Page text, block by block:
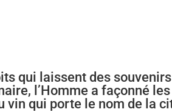
qui laissent des
l’Homme a façonné
vin qui porte le nom de la